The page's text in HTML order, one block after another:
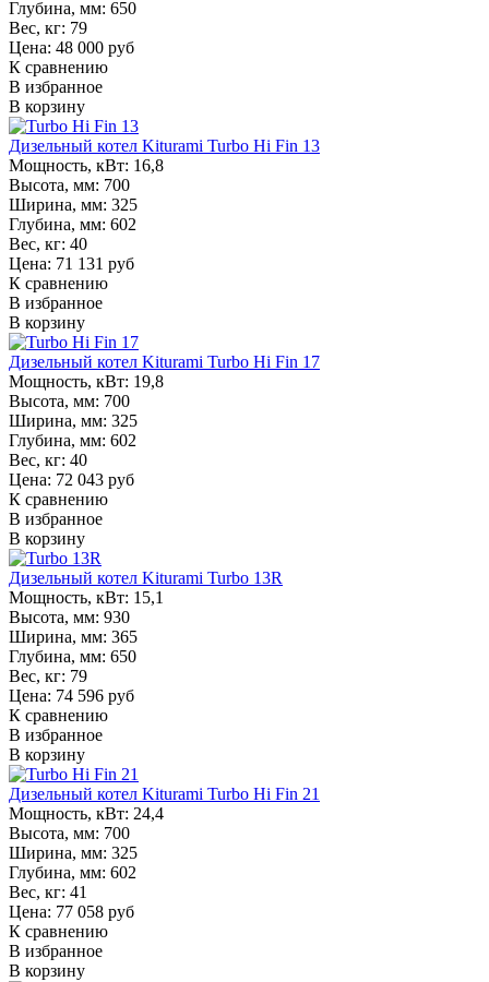
Глубина, мм: 650
Вес, кг: 79
Цена: 48 000 руб
К сравнению
В избранное
В корзину
Дизельный котел Kiturami Turbo Hi Fin 13
Мощность, кВт: 16,8
Высота, мм: 700
Ширина, мм: 325
Глубина, мм: 602
Вес, кг: 40
Цена: 71 131 руб
К сравнению
В избранное
В корзину
Дизельный котел Kiturami Turbo Hi Fin 17
Мощность, кВт: 19,8
Высота, мм: 700
Ширина, мм: 325
Глубина, мм: 602
Вес, кг: 40
Цена: 72 043 руб
К сравнению
В избранное
В корзину
Дизельный котел Kiturami Turbo 13R
Мощность, кВт: 15,1
Высота, мм: 930
Ширина, мм: 365
Глубина, мм: 650
Вес, кг: 79
Цена: 74 596 руб
К сравнению
В избранное
В корзину
Дизельный котел Kiturami Turbo Hi Fin 21
Мощность, кВт: 24,4
Высота, мм: 700
Ширина, мм: 325
Глубина, мм: 602
Вес, кг: 41
Цена: 77 058 руб
К сравнению
В избранное
В корзину